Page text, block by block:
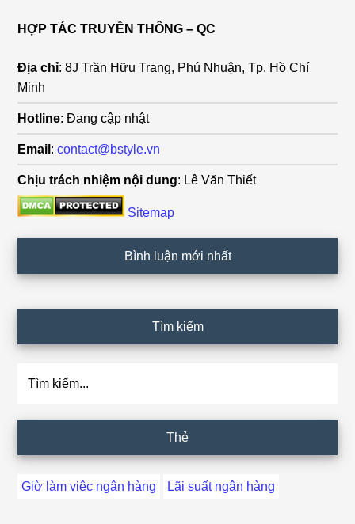
HỢP TÁC TRUYỀN THÔNG – QC
Địa chỉ: 8J Trần Hữu Trang, Phú Nhuận, Tp. Hồ Chí
Minh
Hotline: Đang cập nhật
Email :contact@bstyle.vn
Chịu trách nhiệm nội dung: Lê Văn Thiết
Sitemap
Bình luận mới nhất
Tìm kiếm
Thẻ
Giờ làm việc ngân hàng Lãi suất ngân hàng